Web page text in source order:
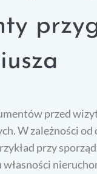
przed
W zależności
przy